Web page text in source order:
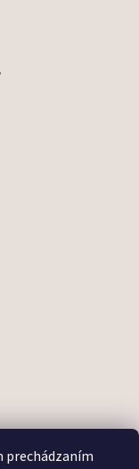
prechádzaním